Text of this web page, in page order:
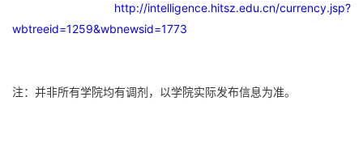
http://intelligence.hitsz.edu.cn/currency.jsp?
wbtreeid=1259&wbnewsid=1773
注：并非所有学院均有调剂，以学院实际发布信息为准。